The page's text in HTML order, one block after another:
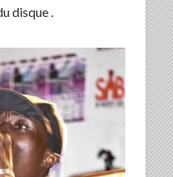
disque .